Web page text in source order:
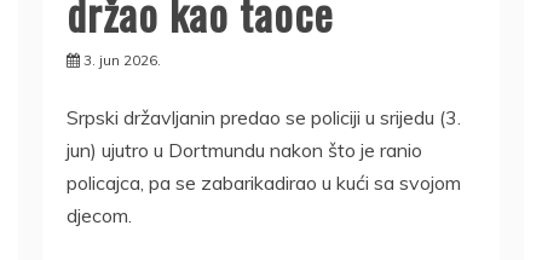
3. jun 2026.
Srpski državljanin predao se policiji u srijedu (3.
jun) ujutro u Dortmundu nakon što je ranio
policajca, pa se zabarikadirao u kući sa svojom
djecom.